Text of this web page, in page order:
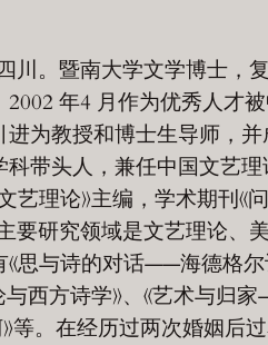
川。暨南大学文学博士，
年4 月作为优秀人才
进为教授和博士生导师，并
科带头人，兼任中国文艺理
艺理论》主编，学术期刊《问
主要研究领域是文艺理论、
思与诗的对话——海德格
与西方诗学》、《艺术与归
等。在经历过两次婚姻后